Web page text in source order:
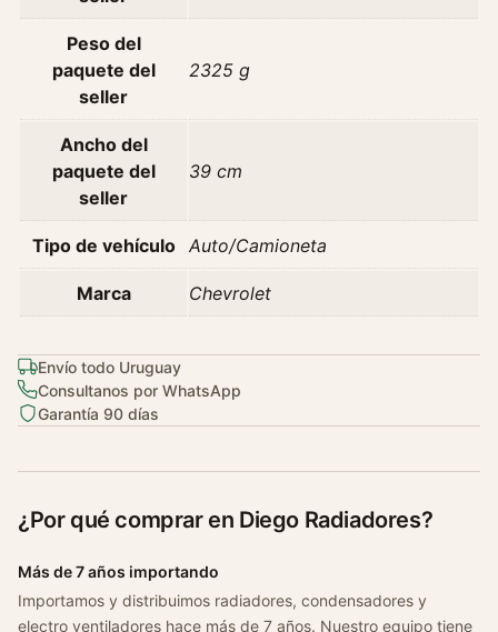
ñ
1
t
i
d
Peso del
paquete del
seller
2325 g
Ancho del
paquete del
seller
39 cm
Tipo de vehículo Auto/Camioneta
Marca Chevrolet
Envío todo Uruguay
Consultanos por WhatsApp
Garantía 90 días
¿Por qué comprar en Diego Radiadores?
Más de 7 años importando
Importamos y distribuimos radiadores, condensadores y
electro ventiladores hace más de 7 años. Nuestro equipo tiene